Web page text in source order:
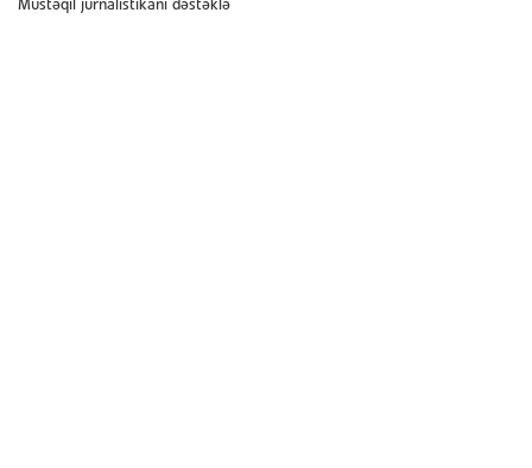
Müstəqil jurnalistikanı dəstəklə